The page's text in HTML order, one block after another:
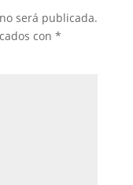
será publicada.
con *